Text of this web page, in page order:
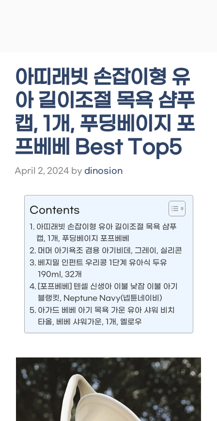
아띠래빗 손잡이형 유
아 길이조절 목욕 샴푸
캡, 1개, 푸딩베이지 포
프베베 Best Top5
April 2, 2024 by dinosion
Contents
아띠래빗 손잡이형 유아 길이조절 목욕 샴푸
캡, 1개, 푸딩베이지 포프베베
머머 아기욕조 겸용 아기비데, 그레이, 실리콘
베지밀 인펀트 우리콩 1단계 유아식 두유
190ml, 32개
[포프베베] 텐셀 신생아 이불 낮잠 이불 아기
블랭킷, Neptune Navy(넵튠네이비)
아가드 베베 아기 목욕 가운 유아 샤워 비치
타올, 베베 샤워가운, 1개, 옐로우